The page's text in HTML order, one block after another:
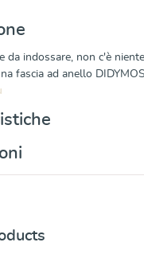
da indossare, non c'è
fascia ad anello
prodotti